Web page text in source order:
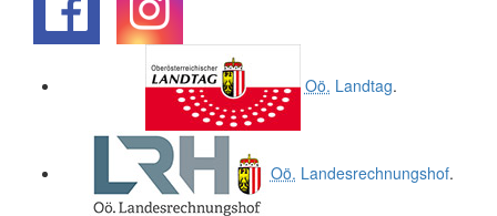
Oö. Landtag.
Oö. Landesrechnungshof.